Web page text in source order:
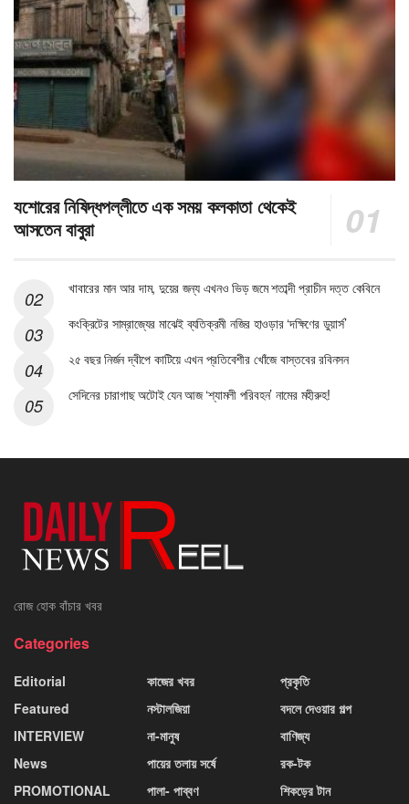
যশোরের নিষিদ্ধপল্লীতে এক সময় কলকাতা থেকেই
আসতেন বাবুরা
খাবারের মান আর দাম, দুয়ের জন্য এখনও ভিড় জমে শতাব্দী প্রাচীন দত্ত কেবিনে
কংক্রিটের সাম্রাজ্যের মাঝেই ব্যতিক্রমী নজির হাওড়ার ‘দক্ষিণের ডুয়ার্স’
২৫ বছর নির্জন দ্বীপে কাটিয়ে এখন প্রতিবেশীর খোঁজে বাস্তবের রবিনসন
সেদিনের চারাগাছ অটোই যেন আজ ‘শ্যামলী পরিবহন’ নামের মহীরুহ!
রোজ হোক বাঁচার খবর
Categories
Editorial
Featured
INTERVIEW
News
PROMOTIONAL
কাজের খবর
নস্টালজিয়া
না-মানুষ
পায়ের তলায় সর্ষে
পালা- পাব্বণ
প্রকৃতি
বদলে দেওয়ার গল্প
বাণিজ্য
রক-টক
শিকড়ের টান